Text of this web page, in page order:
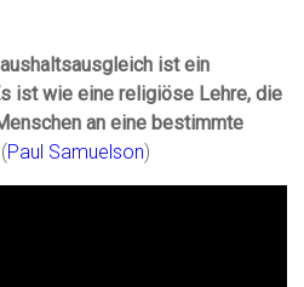
ist ein
ist wie eine religiöse Lehre, die
an eine bestimmte
(Paul Samuelson)